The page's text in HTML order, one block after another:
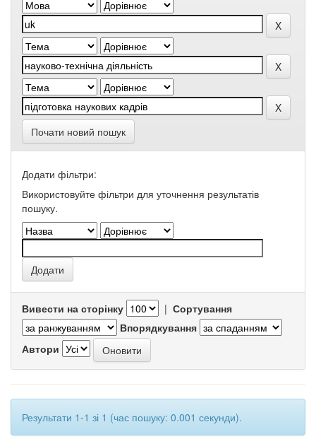
Почати новий пошук
Додати фільтри:
Використовуйте фільтри для уточнення результатів
пошуку.
Вивести на сторінку | Сортування
Впорядкування
Автори
Результати 1-1 зі 1 (час пошуку: 0.001 секунди).